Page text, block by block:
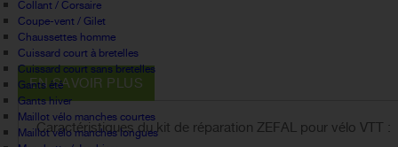
Collant / Corsaire
Coupe-vent / Gilet
Chaussettes homme
Cuissard court à bretelles
Cuissard court sans bretelles
Gants été
Gants hiver
Maillot vélo manches courtes
Maillot vélo manches longues
EN SAVOIR PLUS
Caractéristiques du kit de réparation ZEFAL pour vélo VTT :